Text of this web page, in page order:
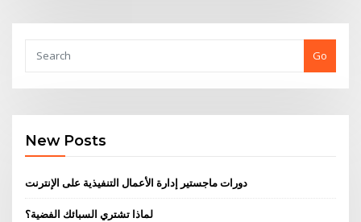
Go
New Posts
دورات ماجستير إدارة الأعمال التنفيذية على الإنترنت
لماذا تشتري السبائك الفضية؟